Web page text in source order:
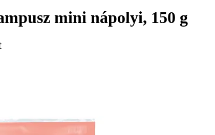
mini nápolyi, 150 g